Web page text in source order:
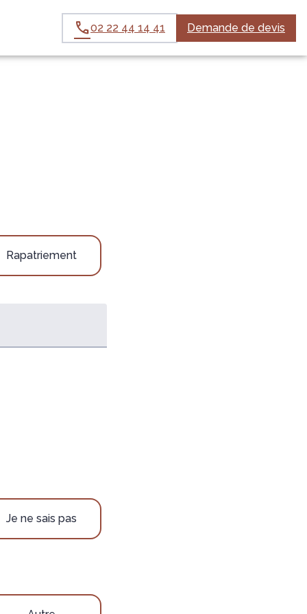
02 22 44 14 41 Demande de devis
Rapatriement
Je ne sais pas